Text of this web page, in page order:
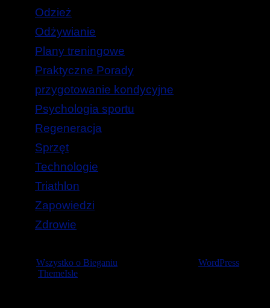
Odzież
Odżywianie
Plany treningowe
Praktyczne Porady
przygotowanie kondycyjne
Psychologia sportu
Regeneracja
Sprzęt
Technologie
Triathlon
Zapowiedzi
Zdrowie
Wszystko o Bieganiu
WordPress
ThemeIsle